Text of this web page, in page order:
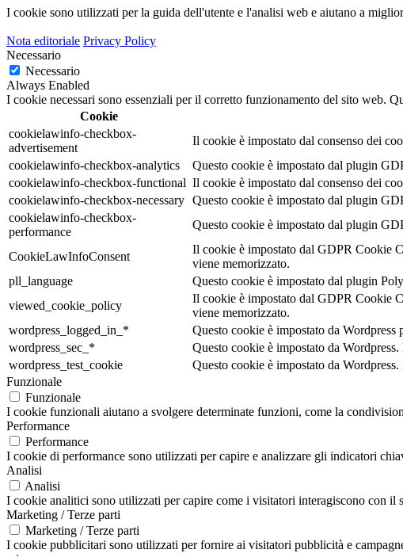
I cookie sono utilizzati per la guida dell'utente e l'analisi web e aiutano a
Nota editoriale Privacy Policy
Necessario
Necessario
Always Enabled
I cookie necessari sono essenziali per il corretto funzionamento del sito web.
Cookie
cookielawinfo-checkbox-
advertisement
Il cookie è impostato dal consenso dei
cookielawinfo-checkbox-analytics
Questo cookie è impostato dal plugin
cookielawinfo-checkbox-functional Il cookie è impostato dal consenso dei
cookielawinfo-checkbox-necessary Questo cookie è impostato dal plugin
cookielawinfo-checkbox-
performance
Questo cookie è impostato dal plugin
CookieLawInfoConsent
Il cookie è impostato dal GDPR Cookie
viene memorizzato.
pll_language
Questo cookie è impostato dal plugin
viewed_cookie_policy
Il cookie è impostato dal GDPR Cookie
viene memorizzato.
wordpress_logged_in_*
Questo cookie è impostato da
wordpress_sec_*
Questo cookie è impostato da
wordpress_test_cookie
Questo cookie è impostato da
Funzionale
Funzionale
I cookie funzionali aiutano a svolgere determinate funzioni, come la
Performance
Performance
I cookie di performance sono utilizzati per capire e analizzare gli indicatori
Analisi
Analisi
I cookie analitici sono utilizzati per capire come i visitatori interagiscono con
Marketing / Terze parti
Marketing / Terze parti
I cookie pubblicitari sono utilizzati per fornire ai visitatori pubblicità e